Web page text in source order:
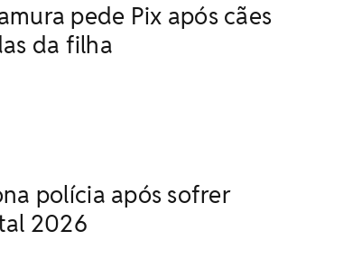
pede Pix após cães
da filha
polícia após sofrer
2026